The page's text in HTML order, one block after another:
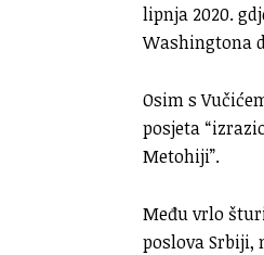
lipnja 2020.
Washingtona
Osim s
posjeta
Metohiji”.
Među vrlo
poslova Srbiji,